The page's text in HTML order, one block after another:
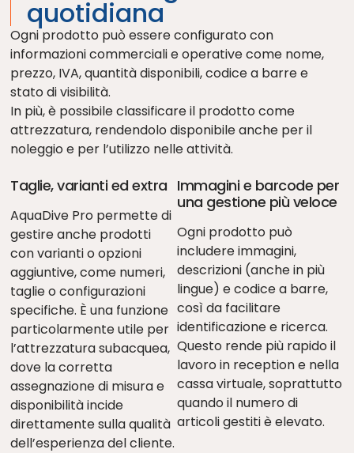
quotidiana
Ogni prodotto può essere configurato con
informazioni commerciali e operative come nome,
prezzo, IVA, quantità disponibili, codice a barre e
stato di visibilità.
In più, è possibile classificare il prodotto come
attrezzatura, rendendolo disponibile anche per il
noleggio e per l’utilizzo nelle attività.
Taglie, varianti ed extra
AquaDive Pro permette di
gestire anche prodotti
con varianti o opzioni
aggiuntive, come numeri,
taglie o configurazioni
specifiche. È una funzione
particolarmente utile per
l’attrezzatura subacquea,
dove la corretta
assegnazione di misura e
disponibilità incide
direttamente sulla qualità
dell’esperienza del cliente.
Immagini e barcode per
una gestione più veloce
Ogni prodotto può
includere immagini,
descrizioni (anche in più
lingue) e codice a barre,
così da facilitare
identificazione e ricerca.
Questo rende più rapido il
lavoro in reception e nella
cassa virtuale, soprattutto
quando il numero di
articoli gestiti è elevato.